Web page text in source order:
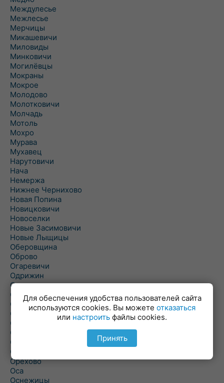
Междулесье
Межлесье
Мерчицы
Микашевичи
Миловиды
Минковичи
Могилёвцы
Мокраны
Мокрое
Молодово
Молотковичи
Молчадь
Мотоль
Мохро
Мурава
Мухавец
Нарутовичи
Нача
Немержа
Нижнее Чернихово
Новая Попина
Новицковичи
Новоселки
Новые Засимовичи
Новые Лыщицы
Оберовщина
Оброво
Огаревичи
Одрижин
Оздамичи
Озяты
Олтуш
Ольманы
Ольпень
Ольшаны
Омельная
Ополь
Орехово
Оса
Оснежицы
Для обеспечения удобства пользователей сайта
используются cookies. Вы можете отказаться
или настроить файлы cookies.
Принять